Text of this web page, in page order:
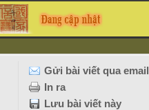
Gửi bài viết qua email
In ra
Lưu bài viết này